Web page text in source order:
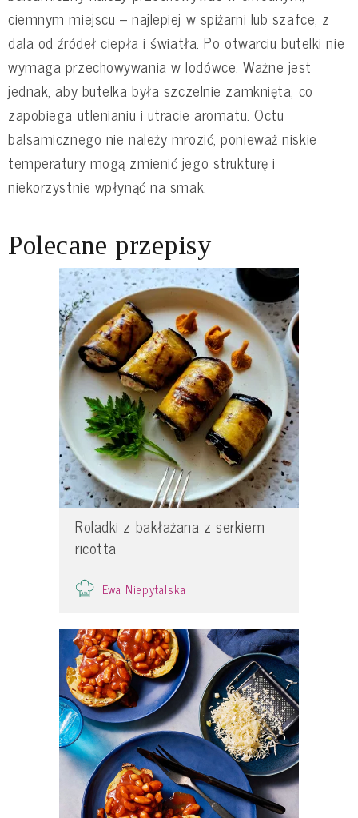
ciemnym miejscu – najlepiej w spiżarni lub szafce, z
dala od źródeł ciepła i światła. Po otwarciu butelki nie
wymaga przechowywania w lodówce. Ważne jest
jednak, aby butelka była szczelnie zamknięta, co
zapobiega utlenianiu i utracie aromatu. Octu
balsamicznego nie należy mrozić, ponieważ niskie
temperatury mogą zmienić jego strukturę i
niekorzystnie wpłynąć na smak.
Polecane przepisy
Roladki z bakłażana z serkiem
ricotta
Ewa Niepytalska